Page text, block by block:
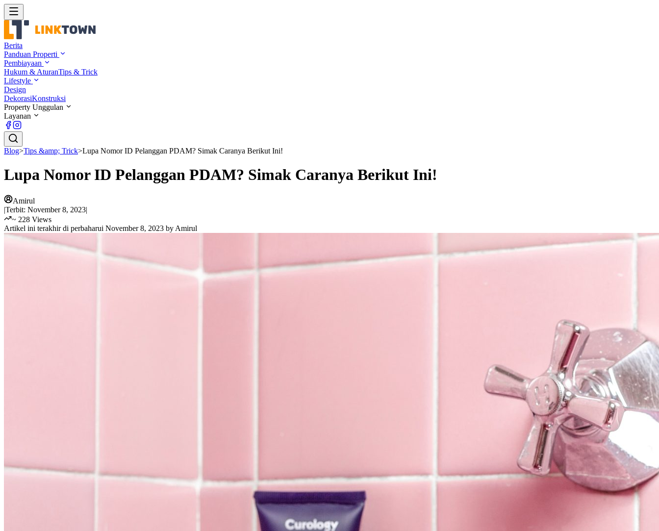
Berita
Panduan Properti
Pembiayaan
Hukum & AturanTips & Trick
Lifestyle
Design
DekorasiKonstruksi
Property Unggulan
Layanan
Blog>Tips &amp; Trick>Lupa Nomor ID Pelanggan PDAM? Simak Caranya Berikut Ini!
Lupa Nomor ID Pelanggan PDAM? Simak Caranya Berikut Ini!
Amirul
|Terbit: November 8, 2023|
~ 228 Views
Artikel ini terakhir di perbaharui November 8, 2023 by Amirul